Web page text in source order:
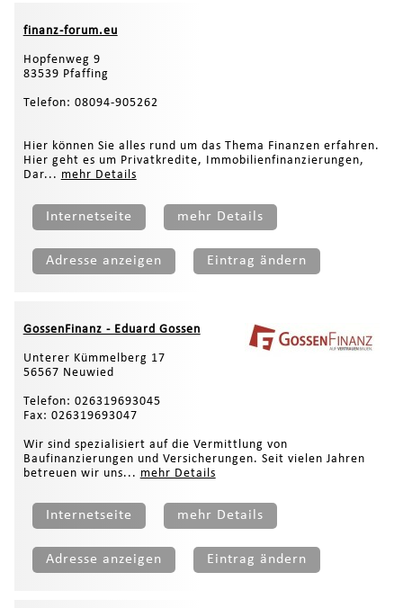
finanz-forum.eu
Hopfenweg 9
83539 Pfaffing
Telefon: 08094-905262
Hier können Sie alles rund um das Thema Finanzen erfahren.
Hier geht es um Privatkredite, Immobilienfinanzierungen,
Dar... mehr Details
Internetseite mehr Details
Adresse anzeigen Eintrag ändern
GossenFinanz - Eduard Gossen
Unterer Kümmelberg 17
56567 Neuwied
Telefon: 026319693045
Fax: 026319693047
Wir sind spezialisiert auf die Vermittlung von
Baufinanzierungen und Versicherungen. Seit vielen Jahren
betreuen wir uns... mehr Details
Internetseite mehr Details
Adresse anzeigen Eintrag ändern